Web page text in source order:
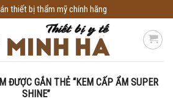
thiết bị thẩm mỹ chính hãng
ĐƯỢC GẮN THẺ “KEM CẤP ẨM SUPER
SHINE”